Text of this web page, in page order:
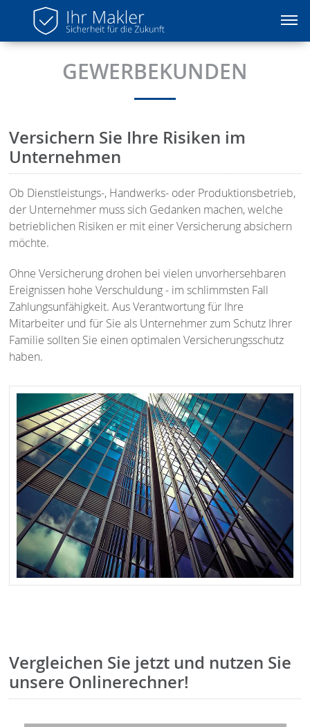
GEWERBEKUNDEN
Versichern Sie Ihre Risiken im
Unternehmen
Ob Dienstleistungs-, Handwerks- oder Produktionsbetrieb,
der Unternehmer muss sich Gedanken machen, welche
betrieblichen Risiken er mit einer Versicherung absichern
möchte.
Ohne Versicherung drohen bei vielen unvorhersehbaren
Ereignissen hohe Verschuldung - im schlimmsten Fall
Zahlungsunfähigkeit. Aus Verantwortung für Ihre
Mitarbeiter und für Sie als Unternehmer zum Schutz Ihrer
Familie sollten Sie einen optimalen Versicherungsschutz
haben.
Vergleichen Sie jetzt und nutzen Sie
unsere Onlinerechner!